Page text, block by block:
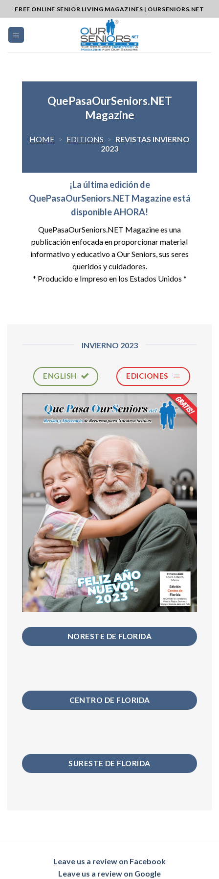
to
content
FREE ONLINE SENIOR LIVING MAGAZINES | OURSENIORS.NET
QuePasaOurSeniors.NET
Magazine
HOME > EDITIONS > REVISTAS INVIERNO
2023
¡La última edición de
QuePasaOurSeniors.NET Magazine está
disponible AHORA!
QuePasaOurSeniors.NET Magazine es una
publicación enfocada en proporcionar material
informativo y educativo a Our Seniors, sus seres
queridos y cuidadores.
* Producido e Impreso en los Estados Unidos *
INVIERNO 2023
ENGLISH EDICIONES
NORESTE DE FLORIDA
CENTRO DE FLORIDA
SURESTE DE FLORIDA
Leave us a review on Facebook
Leave us a review on Google